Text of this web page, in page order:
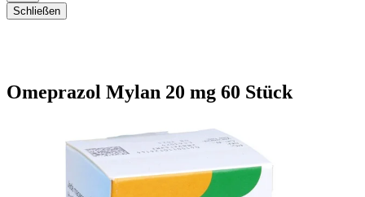
Schließen
Omeprazol Mylan 20 mg 60 Stück